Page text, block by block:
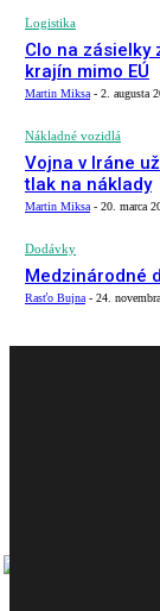
Logistika
Clo na zásielky
krajín mimo EÚ
Martin Miksa - 2. augusta
Nákladné vozidlá
Vojna v Iráne
tlak na náklady
Martin Miksa - 20. marca
Dodávky
Medzinárodné
Rasťo Bujna - 24.